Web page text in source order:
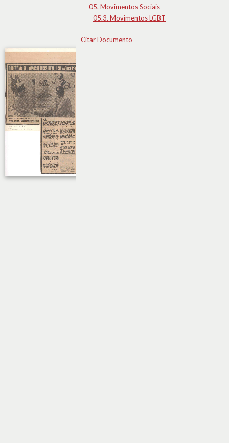
05. Movimentos Sociais
05.3. Movimentos LGBT
Citar Documento